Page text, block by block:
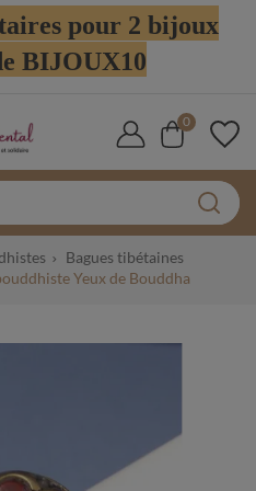
pour 2 bijoux
BIJOUX10
0
Bagues tibétaines
Yeux de Bouddha